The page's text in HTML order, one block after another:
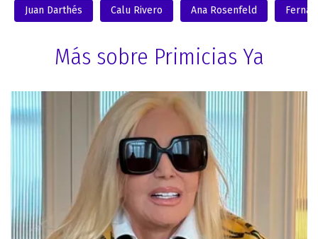
Juan Darthés Calu Rivero Ana Rosenfeld
Más sobre Primicias Ya